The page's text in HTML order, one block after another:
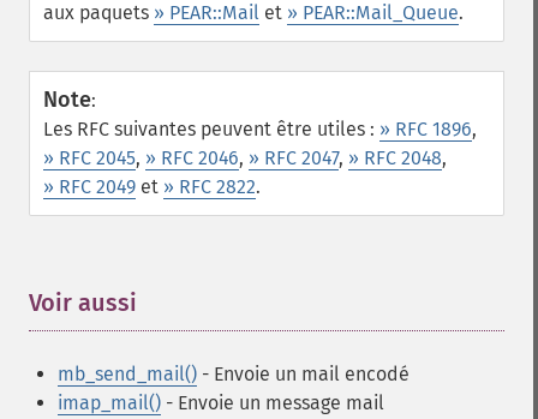
aux paquets » PEAR::Mail et » PEAR::Mail_Queue.
Note:
Les RFC suivantes peuvent être utiles : » RFC 1896,
» RFC 2045, » RFC 2046, » RFC 2047, » RFC 2048,
» RFC 2049 et » RFC 2822.
Voir aussi
mb_send_mail() - Envoie un mail encodé
imap_mail() - Envoie un message mail